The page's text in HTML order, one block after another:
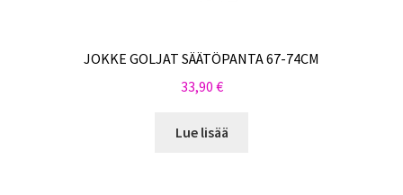
JOKKE GOLJAT SÄÄTÖPANTA 67-74CM
33,90 €
Lue lisää